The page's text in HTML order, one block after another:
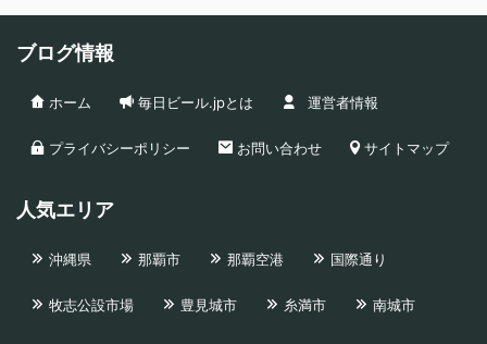
ブログ情報
ホーム 毎日ビール.jpとは 運営者情報
プライバシーポリシー お問い合わせ サイトマップ
人気エリア
沖縄県 那覇市 那覇空港 国際通り
牧志公設市場 豊見城市 糸満市 南城市